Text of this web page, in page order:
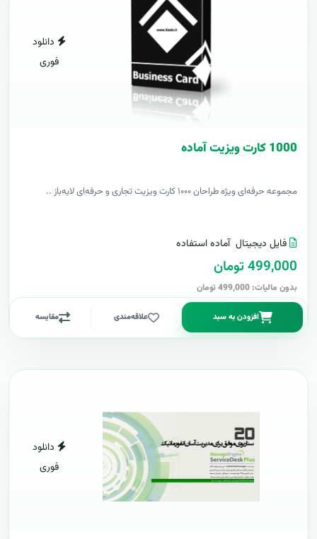
دانلود
فوری
1000 کارت ويزيت آماده
مجموعه حرفه‌ای ویژه طراحان ۱۰۰۰ کارت ویزیت تجاری و حرفه‌ای لایه‌باز ..
فایل دیجیتال آماده استفاده
499,000 تومان
بدون مالیات: 499,000 تومان
افزودن به سبد علاقه‌مندی مقایسه
دانلود
فوری